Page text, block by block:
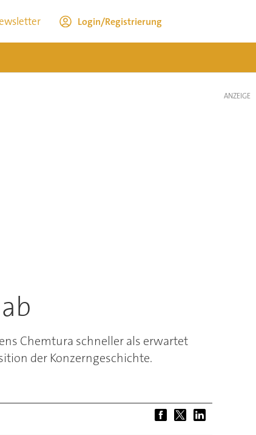
Login/Registrierung
Chemtura schneller als erwartet
der Konzerngeschichte.
ANZEIGE